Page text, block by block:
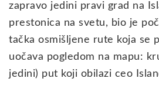
zapravo jedini pravi grad na
prestonica na svetu, bio je
tačka osmišljene rute koja se
uočava pogledom na mapu:
jedini) put koji obilazi ceo